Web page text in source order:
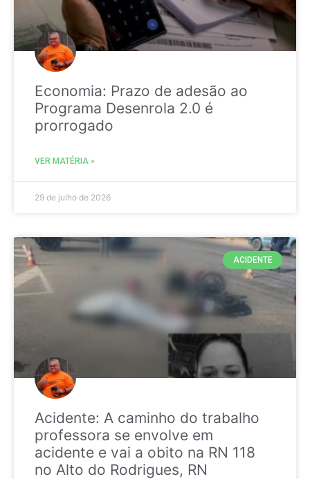
Economia: Prazo de adesão ao
Programa Desenrola 2.0 é
prorrogado
VER MATÉRIA »
29 de julho de 2026
ACIDENTE
Acidente: A caminho do trabalho
professora se envolve em
acidente e vai a obito na RN 118
no Alto do Rodrigues, RN